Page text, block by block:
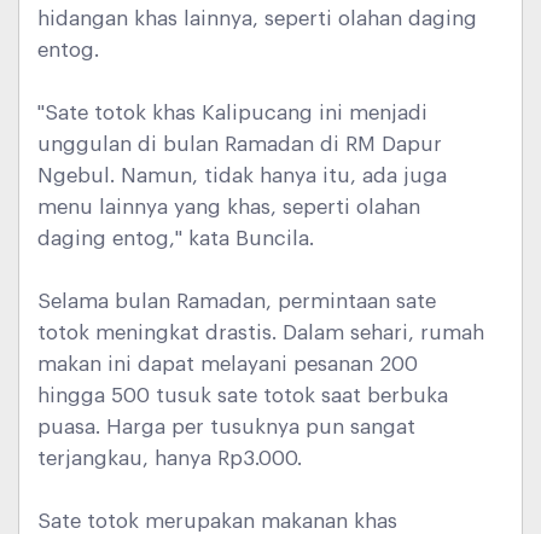
hidangan khas lainnya, seperti olahan daging
entog.
"Sate totok khas Kalipucang ini menjadi
unggulan di bulan Ramadan di RM Dapur
Ngebul. Namun, tidak hanya itu, ada juga
menu lainnya yang khas, seperti olahan
daging entog," kata Buncila.
Selama bulan Ramadan, permintaan sate
totok meningkat drastis. Dalam sehari, rumah
makan ini dapat melayani pesanan 200
hingga 500 tusuk sate totok saat berbuka
puasa. Harga per tusuknya pun sangat
terjangkau, hanya Rp3.000.
Sate totok merupakan makanan khas